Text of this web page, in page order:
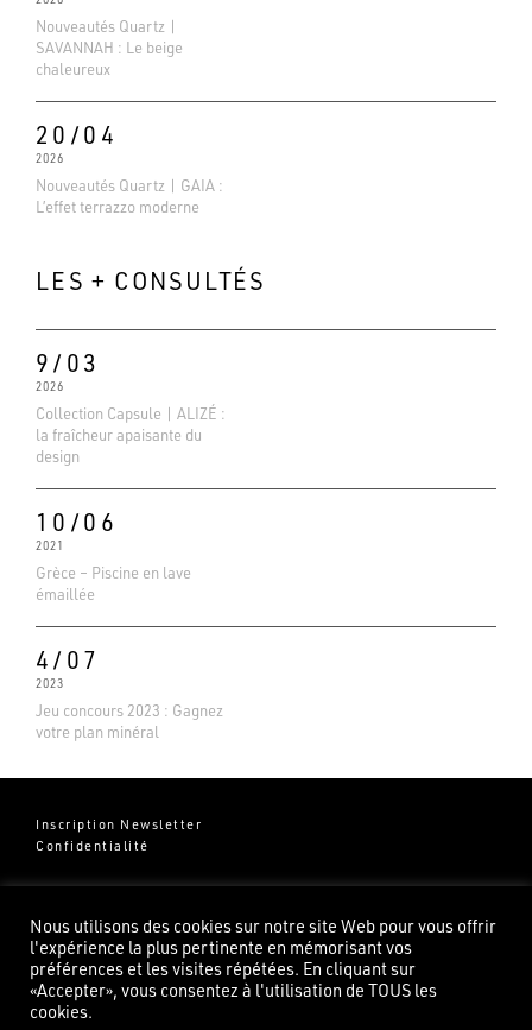
Nouveautés Quartz |
SAVANNAH : Le beige
chaleureux
20/04
2026
Nouveautés Quartz | GAIA :
L’effet terrazzo moderne
LES + CONSULTÉS
9/03
2026
Collection Capsule | ALIZÉ :
la fraîcheur apaisante du
design
10/06
2021
Grèce – Piscine en lave
émaillée
4/07
2023
Jeu concours 2023 : Gagnez
votre plan minéral
Inscription Newsletter
Confidentialité
Groupe Pierredeplan
82100 Castelsarrasin
Nous utilisons des cookies sur notre site Web pour vous offrir
l'expérience la plus pertinente en mémorisant vos
préférences et les visites répétées. En cliquant sur
«Accepter», vous consentez à l'utilisation de TOUS les
cookies.